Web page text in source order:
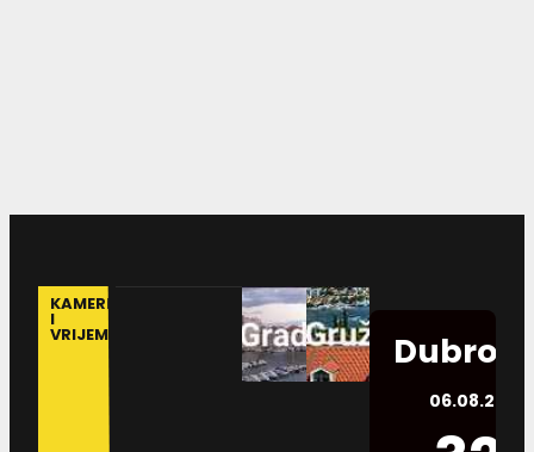
KAMERE
I
VRIJEME
06.08.2026.